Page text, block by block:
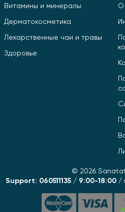
Витамины и минералы
Дерматокосметика
Лекарственные чаи и травы
Здоровье
О
© 2026
Support: 060511135 / 9:00-18:00